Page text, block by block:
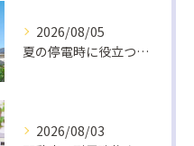
2026/08/05
夏の停電時に役立つ非常食と快適グッズ
2026/08/03